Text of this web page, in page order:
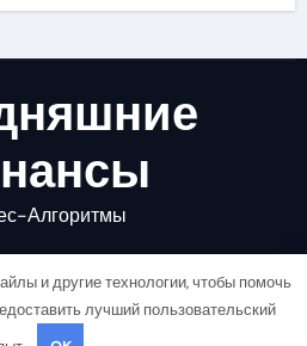
Алгоритмы
и другие технологии, чтобы помочь
лучший пользовательский